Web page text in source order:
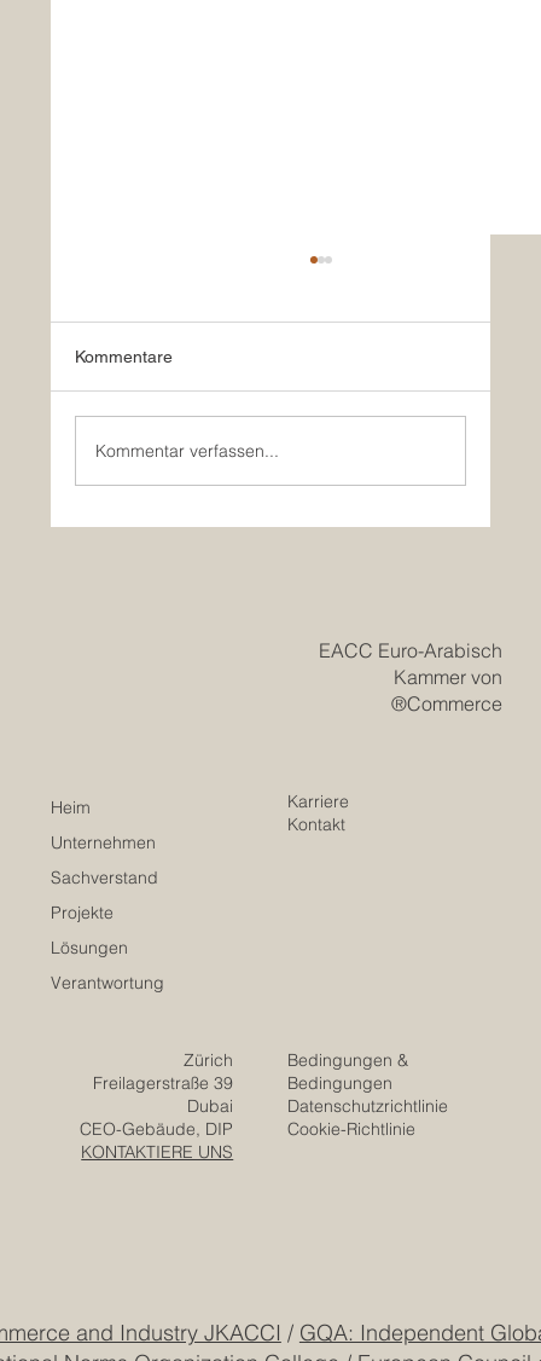
Kommentare
Kommentar verfassen...
EACC Euro-Arabisch
Kammer von
Commerce®
Heim
Unternehmen
Sachverstand
Projekte
Lösungen
Verantwortung
Karriere
Kontakt
Bedingungen &
Bedingungen
Datenschutzrichtlinie
Cookie-Richtlinie
Zürich
Freilagerstraße 39
Dubai
CEO-Gebäude, DIP
KONTAKTIERE UNS
and Industry JKACCI / GQA: Independent